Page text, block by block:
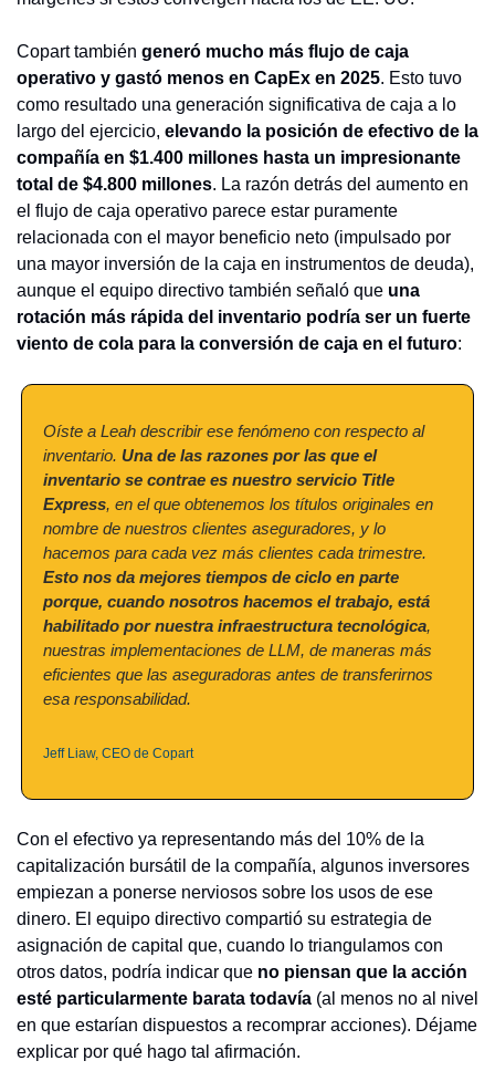
Copart también generó mucho más flujo de caja
operativo y gastó menos en CapEx en 2025. Esto tuvo
como resultado una generación significativa de caja a lo
largo del ejercicio, elevando la posición de efectivo de la
compañía en $1.400 millones hasta un impresionante
total de $4.800 millones. La razón detrás del aumento en
el flujo de caja operativo parece estar puramente
relacionada con el mayor beneficio neto (impulsado por
una mayor inversión de la caja en instrumentos de deuda),
aunque el equipo directivo también señaló que una
rotación más rápida del inventario podría ser un fuerte
viento de cola para la conversión de caja en el futuro:
Oíste a Leah describir ese fenómeno con respecto al
inventario. Una de las razones por las que el
inventario se contrae es nuestro servicio Title
Express, en el que obtenemos los títulos originales en
nombre de nuestros clientes aseguradores, y lo
Esto nos da mejores tiempos de ciclo en parte
porque, cuando nosotros hacemos el trabajo, está
habilitado por nuestra infraestructura tecnológica,
nuestras implementaciones de LLM, de maneras más
eficientes que las aseguradoras antes de transferirnos
esa responsabilidad.
Jeff Liaw, CEO de Copart
Con el efectivo ya representando más del 10% de la
capitalización bursátil de la compañía, algunos inversores
empiezan a ponerse nerviosos sobre los usos de ese
dinero. El equipo directivo compartió su estrategia de
asignación de capital que, cuando lo triangulamos con
otros datos, podría indicar que no piensan que la acción
esté particularmente barata todavía (al menos no al nivel
en que estarían dispuestos a recomprar acciones). Déjame
explicar por qué hago tal afirmación.